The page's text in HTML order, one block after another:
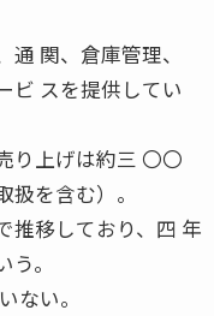
関、倉庫管理、
ビ スを提供してい
り上げは約三 〇〇
を含む）。
推移しており、四 年
。
ない。